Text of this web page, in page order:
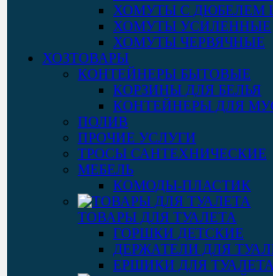
ХОМУТЫ С ДЮБЕЛЕМ
ХОМУТЫ УСИЛЕННЫЕ
ХОМУТЫ ЧЕРВЯЧНЫЕ
ХОЗТОВАРЫ
КОНТЕЙНЕРЫ БЫТОВЫЕ
КОРЗИНЫ ДЛЯ БЕЛЬЯ
КОНТЕЙНЕРЫ ДЛЯ
ПОЛИВ
ПРОЧИЕ УСЛУГИ
ТРОСЫ САНТЕХНИЧЕСКИЕ
МЕБЕЛЬ
КОМОДЫ-ПЛАСТИК
ТОВАРЫ ДЛЯ ТУАЛЕТА
ГОРШКИ ДЕТСКИЕ
ДЕРЖАТЕЛИ ДЛЯ
ЕРШИКИ ДЛЯ ТУАЛЕТА